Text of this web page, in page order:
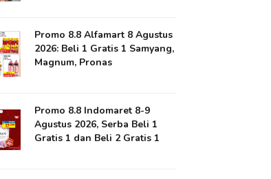
Promo 8.8 Alfamart 8 Agustus
2026: Beli 1 Gratis 1 Samyang,
Magnum, Pronas
Promo 8.8 Indomaret 8-9
Agustus 2026, Serba Beli 1
Gratis 1 dan Beli 2 Gratis 1